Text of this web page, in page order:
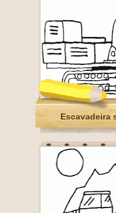
Escavadeira